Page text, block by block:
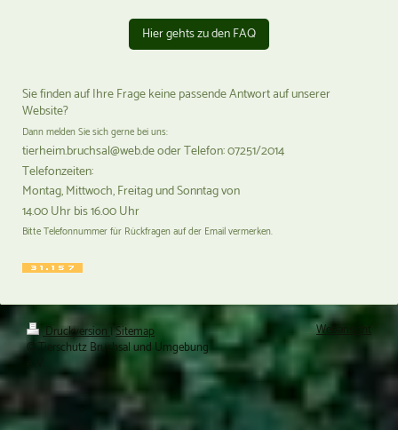
Hier gehts zu den FAQ
Sie finden auf Ihre Frage keine passende Antwort auf unserer
Website?
Dann melden Sie sich gerne bei uns:
tierheim.bruchsal@web.de oder Telefon: 07251/2014
Telefonzeiten:
Montag, Mittwoch, Freitag und Sonntag von
14.00 Uhr bis 16.00 Uhr
Bitte Telefonnummer für Rückfragen auf der Email vermerken.
Druckversion|Sitemap
© Tierschutz Bruchsal und Umgebung
Webansicht